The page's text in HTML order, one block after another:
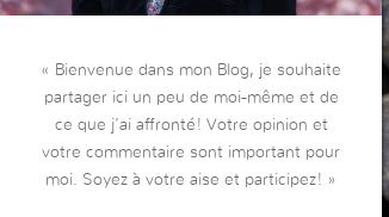
« Bienvenue dans mon Blog, je souhaite
partager ici un peu de moi-même et de
ce que j’ai affronté! Votre opinion et
votre commentaire sont important pour
moi. Soyez à votre aise et participez! »